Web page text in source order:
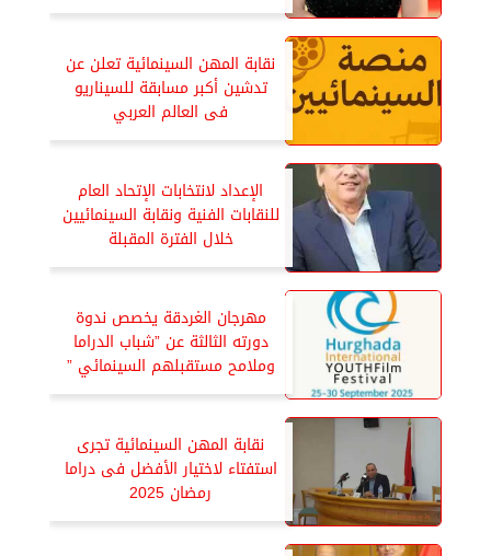
نقابة المهن السينمائية تعلن عن
تدشين أكبر مسابقة للسيناريو
فى العالم العربي
الإعداد لانتخابات الإتحاد العام
للنقابات الفنية ونقابة السينمائيين
خلال الفترة المقبلة
مهرجان الغردقة يخصص ندوة
دورته الثالثة عن ”شباب الدراما
وملامح مستقبلهم السينمائي ”
نقابة المهن السينمائية تجرى
استفتاء لاختيار الأفضل فى دراما
رمضان 2025